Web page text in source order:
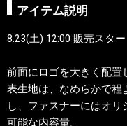
アイテム説明
8.23(土) 12:00 販売スター
前面にロゴを大きく配置
表生地は、なめらかで程
し、ファスナーにはオ
可能な内容量。